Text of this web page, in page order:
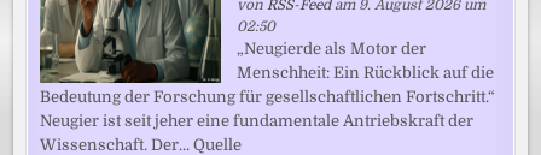
vonRSS-Feedam 9. August 2026 um
02:50
„Neugierde als Motor der
Menschheit: Ein Rückblick auf die
Bedeutung der Forschung für gesellschaftlichen Fortschritt.“
Neugier ist seit jeher eine fundamentale Antriebskraft der
Wissenschaft. Der... Quelle